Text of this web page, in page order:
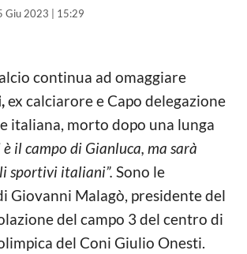
o
Giu 2023 | 15:29
continua ad omaggiare
ex calciarore e Capo delegazione
italiana, morto dopo una lunga
è il campo di Gianluca, ma sarà
sportivi italiani”. Sono le
Giovanni Malagò, presidente del
del campo 3 del centro di
del Coni Giulio Onesti.